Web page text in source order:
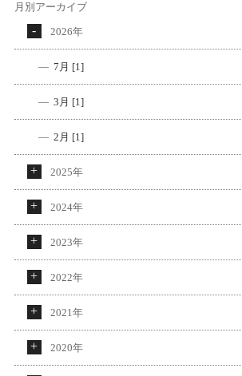
月別アーカイブ
2026年
7月 [1]
3月 [1]
2月 [1]
2025年
2024年
2023年
2022年
2021年
2020年